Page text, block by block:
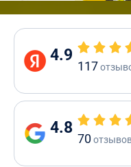
4.9
117
4.8
70